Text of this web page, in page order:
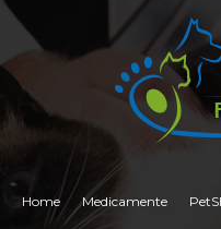
Home Medicamente